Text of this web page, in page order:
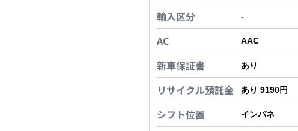
輸入区分 -
AC AAC
新車保証書 あり
リサイクル預託金 あり 9190円
シフト位置 インパネ